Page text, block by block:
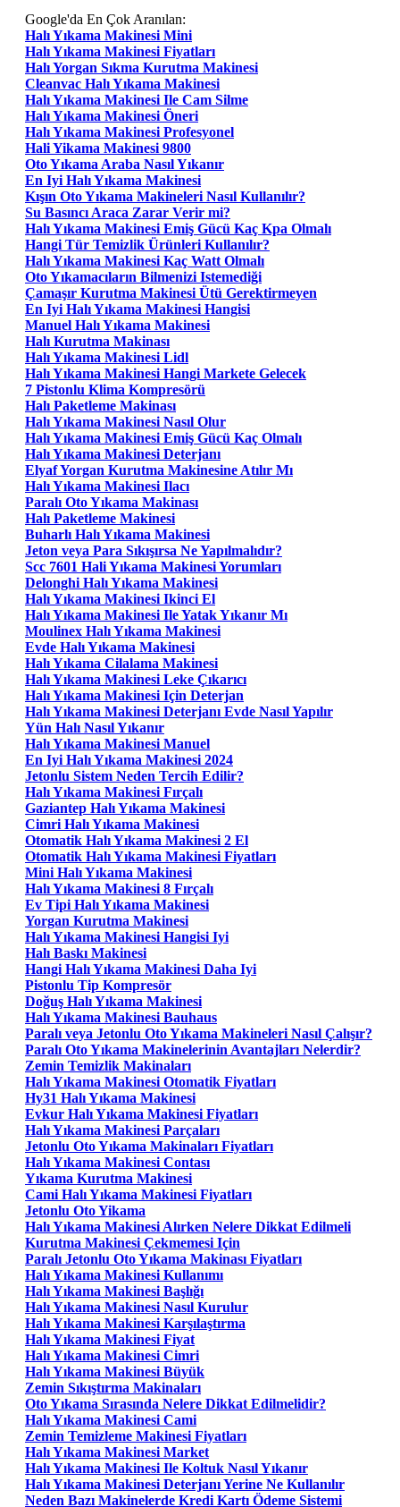
Google'da En Çok Aranılan:
Halı Yıkama Makinesi Mini
Halı Yıkama Makinesi Fiyatları
Halı Yorgan Sıkma Kurutma Makinesi
Cleanvac Halı Yıkama Makinesi
Halı Yıkama Makinesi Ile Cam Silme
Halı Yıkama Makinesi Öneri
Halı Yıkama Makinesi Profesyonel
Hali Yikama Makinesi 9800
Oto Yıkama Araba Nasıl Yıkanır
En Iyi Halı Yıkama Makinesi
Kışın Oto Yıkama Makineleri Nasıl Kullanılır?
Su Basıncı Araca Zarar Verir mi?
Halı Yıkama Makinesi Emiş Gücü Kaç Kpa Olmalı
Hangi Tür Temizlik Ürünleri Kullanılır?
Halı Yıkama Makinesi Kaç Watt Olmalı
Oto Yıkamacıların Bilmenizi Istemediği
Çamaşır Kurutma Makinesi Ütü Gerektirmeyen
En Iyi Halı Yıkama Makinesi Hangisi
Manuel Halı Yıkama Makinesi
Halı Kurutma Makinası
Halı Yıkama Makinesi Lidl
Halı Yıkama Makinesi Hangi Markete Gelecek
7 Pistonlu Klima Kompresörü
Halı Paketleme Makinası
Halı Yıkama Makinesi Nasıl Olur
Halı Yıkama Makinesi Emiş Gücü Kaç Olmalı
Halı Yıkama Makinesi Deterjanı
Elyaf Yorgan Kurutma Makinesine Atılır Mı
Halı Yıkama Makinesi Ilacı
Paralı Oto Yıkama Makinası
Halı Paketleme Makinesi
Buharlı Halı Yıkama Makinesi
Jeton veya Para Sıkışırsa Ne Yapılmalıdır?
Scc 7601 Hali Yıkama Makinesi Yorumları
Delonghi Halı Yıkama Makinesi
Halı Yıkama Makinesi Ikinci El
Halı Yıkama Makinesi Ile Yatak Yıkanır Mı
Moulinex Halı Yıkama Makinesi
Evde Halı Yıkama Makinesi
Halı Yıkama Cilalama Makinesi
Halı Yıkama Makinesi Leke Çıkarıcı
Halı Yıkama Makinesi Için Deterjan
Halı Yıkama Makinesi Deterjanı Evde Nasıl Yapılır
Yün Halı Nasıl Yıkanır
Halı Yıkama Makinesi Manuel
En Iyi Halı Yıkama Makinesi 2024
Jetonlu Sistem Neden Tercih Edilir?
Halı Yıkama Makinesi Fırçalı
Gaziantep Halı Yıkama Makinesi
Cimri Halı Yıkama Makinesi
Otomatik Halı Yıkama Makinesi 2 El
Otomatik Halı Yıkama Makinesi Fiyatları
Mini Halı Yıkama Makinesi
Halı Yıkama Makinesi 8 Fırçalı
Ev Tipi Halı Yıkama Makinesi
Yorgan Kurutma Makinesi
Halı Yıkama Makinesi Hangisi Iyi
Halı Baskı Makinesi
Hangi Halı Yıkama Makinesi Daha Iyi
Pistonlu Tip Kompresör
Doğuş Halı Yıkama Makinesi
Halı Yıkama Makinesi Bauhaus
Paralı veya Jetonlu Oto Yıkama Makineleri Nasıl Çalışır?
Paralı Oto Yıkama Makinelerinin Avantajları Nelerdir?
Zemin Temizlik Makinaları
Halı Yıkama Makinesi Otomatik Fiyatları
Hy31 Halı Yıkama Makinesi
Evkur Halı Yıkama Makinesi Fiyatları
Halı Yıkama Makinesi Parçaları
Jetonlu Oto Yıkama Makinaları Fiyatları
Halı Yıkama Makinesi Contası
Yıkama Kurutma Makinesi
Cami Halı Yıkama Makinesi Fiyatları
Jetonlu Oto Yikama
Halı Yıkama Makinesi Alırken Nelere Dikkat Edilmeli
Kurutma Makinesi Çekmemesi Için
Paralı Jetonlu Oto Yıkama Makinası Fiyatları
Halı Yıkama Makinesi Kullanımı
Halı Yıkama Makinesi Başlığı
Halı Yıkama Makinesi Nasıl Kurulur
Halı Yıkama Makinesi Karşılaştırma
Halı Yıkama Makinesi Fiyat
Halı Yıkama Makinesi Cimri
Halı Yıkama Makinesi Büyük
Zemin Sıkıştırma Makinaları
Oto Yıkama Sırasında Nelere Dikkat Edilmelidir?
Halı Yıkama Makinesi Cami
Zemin Temizleme Makinesi Fiyatları
Halı Yıkama Makinesi Market
Halı Yıkama Makinesi Ile Koltuk Nasıl Yıkanır
Halı Yıkama Makinesi Deterjanı Yerine Ne Kullanılır
Neden Bazı Makinelerde Kredi Kartı Ödeme Sistemi